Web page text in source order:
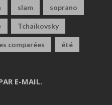
slam soprano
Tchaïkovsky
comparées été
E-MAIL.